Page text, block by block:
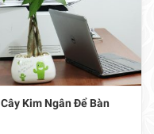
Cây Kim Ngân Để Bàn